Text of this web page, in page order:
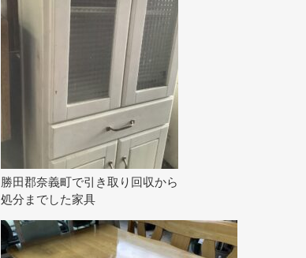
勝田郡奈義町で引き取り回収から
処分までした家具